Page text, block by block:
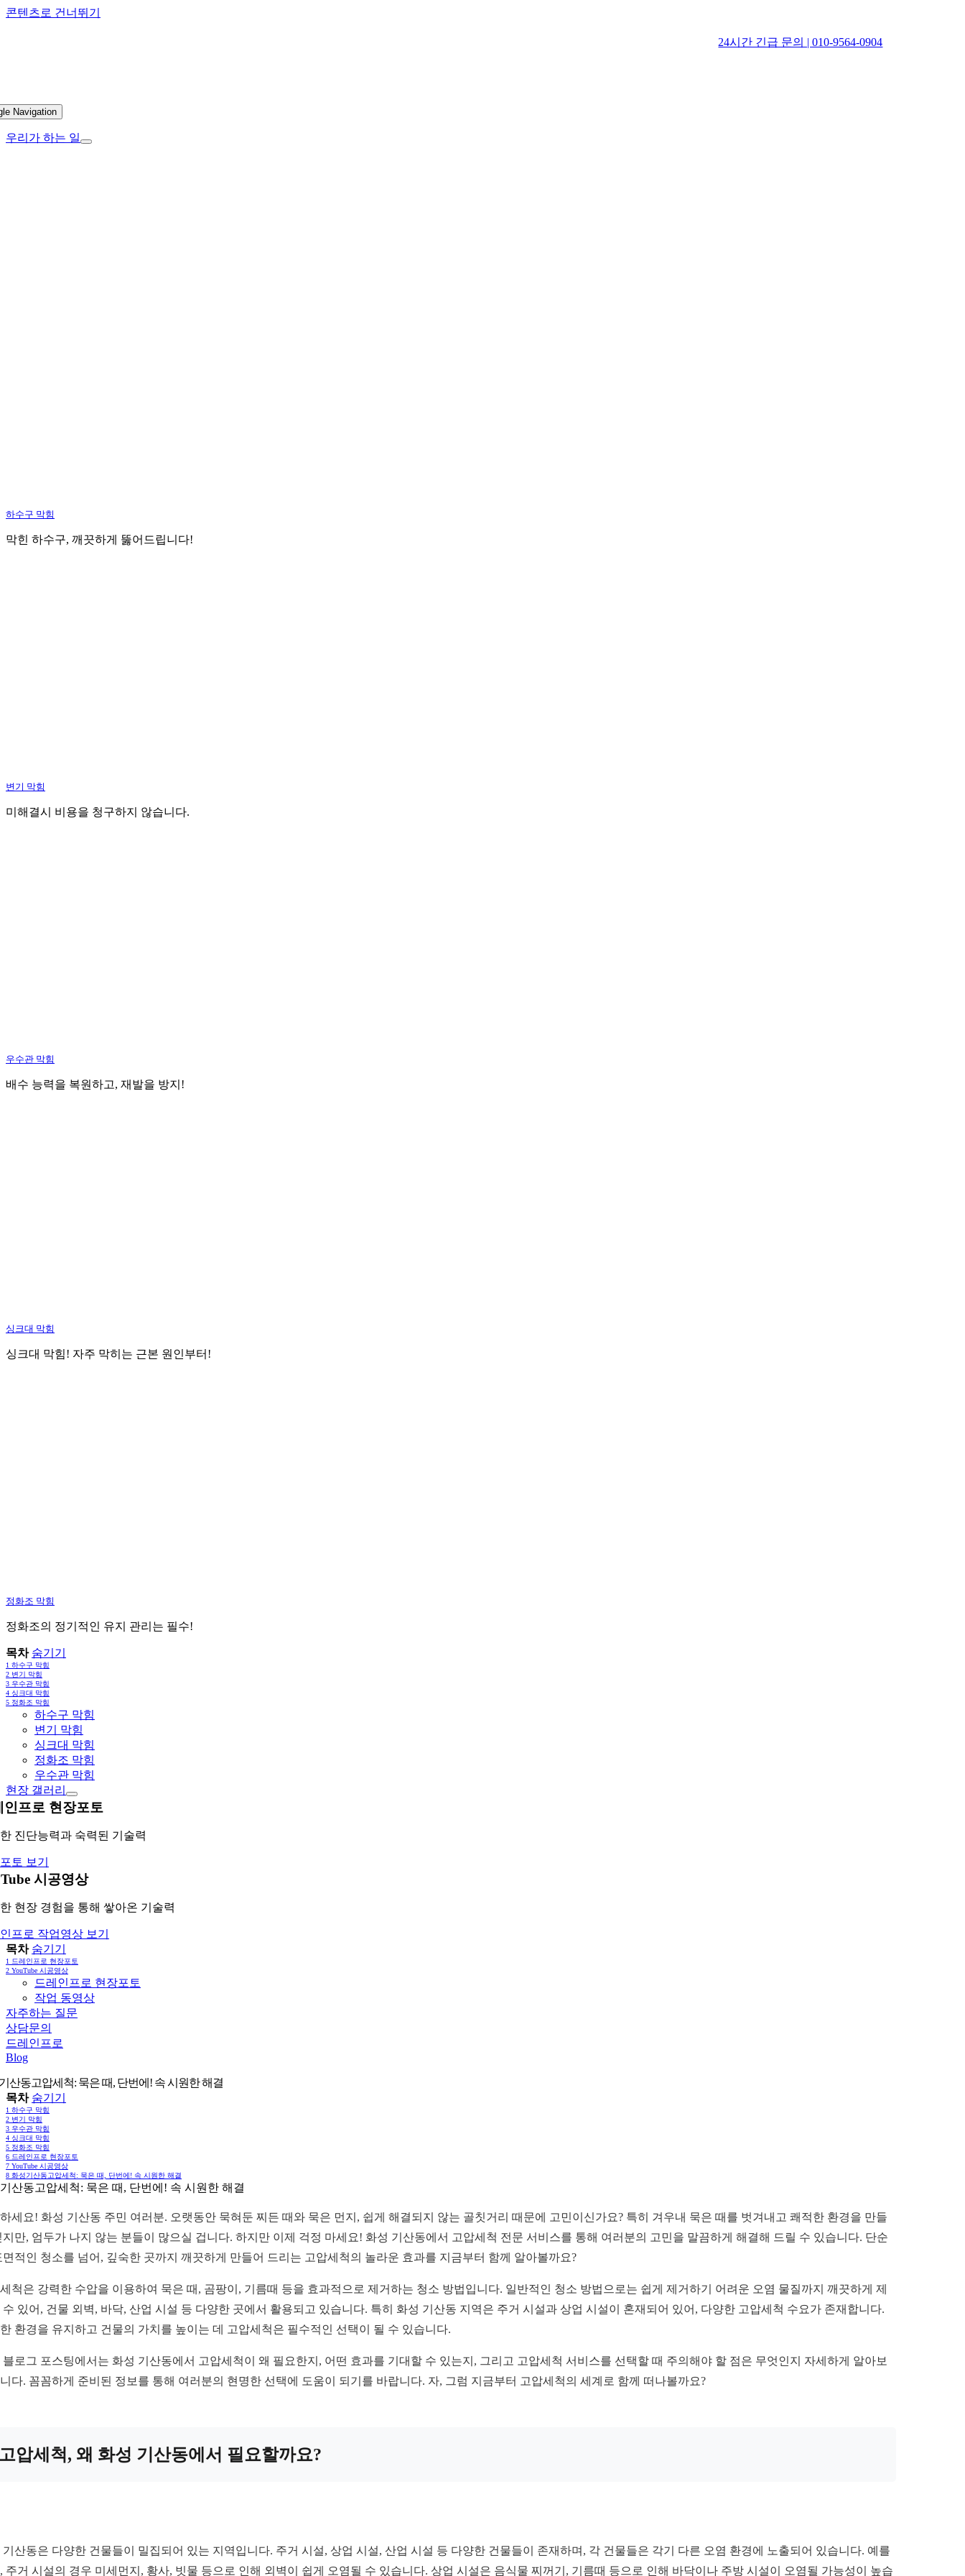
콘텐츠로 건너뛰기
24시간 긴급 문의 | 010-9564-0904
Navigation
우리가 하는 일
하수구 막힘
막힌 하수구, 깨끗하게 뚫어드립니다!
변기 막힘
미해결시 비용을 청구하지 않습니다.
우수관 막힘
배수 능력을 복원하고, 재발을 방지!
싱크대 막힘
싱크대 막힘! 자주 막히는 근본 원인부터!
정화조 막힘
정화조의 정기적인 유지 관리는 필수!
목차 숨기기
1 하수구 막힘
2 변기 막힘
3 우수관 막힘
4 싱크대 막힘
5 정화조 막힘
하수구 막힘
변기 막힘
싱크대 막힘
정화조 막힘
우수관 막힘
현장 갤러리
인프로 현장포토
진단능력과 숙력된 기술력
토 보기
시공영상
현장 경험을 통해 쌓아온 기술력
프로 작업영상 보기
목차 숨기기
1 드레인프로 현장포토
2 YouTube 시공영상
드레인프로 현장포토
작업 동영상
자주하는 질문
상담문의
드레인프로
Blog
산동고압세척: 묵은 때, 단번에! 속 시원한 해결
목차 숨기기
1 하수구 막힘
2 변기 막힘
3 우수관 막힘
4 싱크대 막힘
5 정화조 막힘
6 드레인프로 현장포토
7 YouTube 시공영상
8 화성기산동고압세척: 묵은 때, 단번에! 속 시원한 해결
산동고압세척: 묵은 때, 단번에! 속 시원한 해결
세요! 화성 기산동 주민 여러분. 오랫동안 묵혀둔 찌든 때와 묵은 먼지, 쉽게 해결되지 않는 골칫거리 때문에 고민이신가요? 특히 겨우내 묵은 때를 벗겨내고 쾌적한 환경을 만들
지만, 엄두가 나지 않는 분들이 많으실 겁니다. 하지만 이제 걱정 마세요! 화성 기산동에서 고압세척 전문 서비스를 통해 여러분의 고민을 말끔하게 해결해 드릴 수 있습니다. 단순
면적인 청소를 넘어, 깊숙한 곳까지 깨끗하게 만들어 드리는 고압세척의 놀라운 효과를 지금부터 함께 알아볼까요?
척은 강력한 수압을 이용하여 묵은 때, 곰팡이, 기름때 등을 효과적으로 제거하는 청소 방법입니다. 일반적인 청소 방법으로는 쉽게 제거하기 어려운 오염 물질까지 깨끗하게 제
수 있어, 건물 외벽, 바닥, 산업 시설 등 다양한 곳에서 활용되고 있습니다. 특히 화성 기산동 지역은 주거 시설과 상업 시설이 혼재되어 있어, 다양한 고압세척 수요가 존재합니다.
환경을 유지하고 건물의 가치를 높이는 데 고압세척은 필수적인 선택이 될 수 있습니다.
블로그 포스팅에서는 화성 기산동에서 고압세척이 왜 필요한지, 어떤 효과를 기대할 수 있는지, 그리고 고압세척 서비스를 선택할 때 주의해야 할 점은 무엇인지 자세하게 알아보
다. 꼼꼼하게 준비된 정보를 통해 여러분의 현명한 선택에 도움이 되기를 바랍니다. 자, 그럼 지금부터 고압세척의 세계로 함께 떠나볼까요?
압세척, 왜 화성 기산동에서 필요할까요?
기산동은 다양한 건물들이 밀집되어 있는 지역입니다. 주거 시설, 상업 시설, 산업 시설 등 다양한 건물들이 존재하며, 각 건물들은 각기 다른 오염 환경에 노출되어 있습니다. 예를
주거 시설의 경우 미세먼지, 황사, 빗물 등으로 인해 외벽이 쉽게 오염될 수 있습니다. 상업 시설은 음식물 찌꺼기, 기름때 등으로 인해 바닥이나 주방 시설이 오염될 가능성이 높습